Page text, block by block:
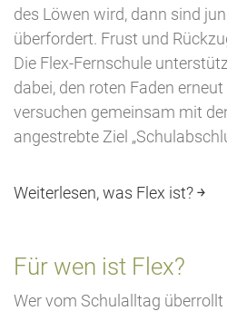
des Löwen wird, dann sind
überfordert. Frust und
Die Flex-Fernschule
dabei, den roten Faden
versuchen gemeinsam mit
angestrebte Ziel
Weiterlesen, was Flex ist? ￫
Für wen ist Flex?
Wer vom Schulalltag